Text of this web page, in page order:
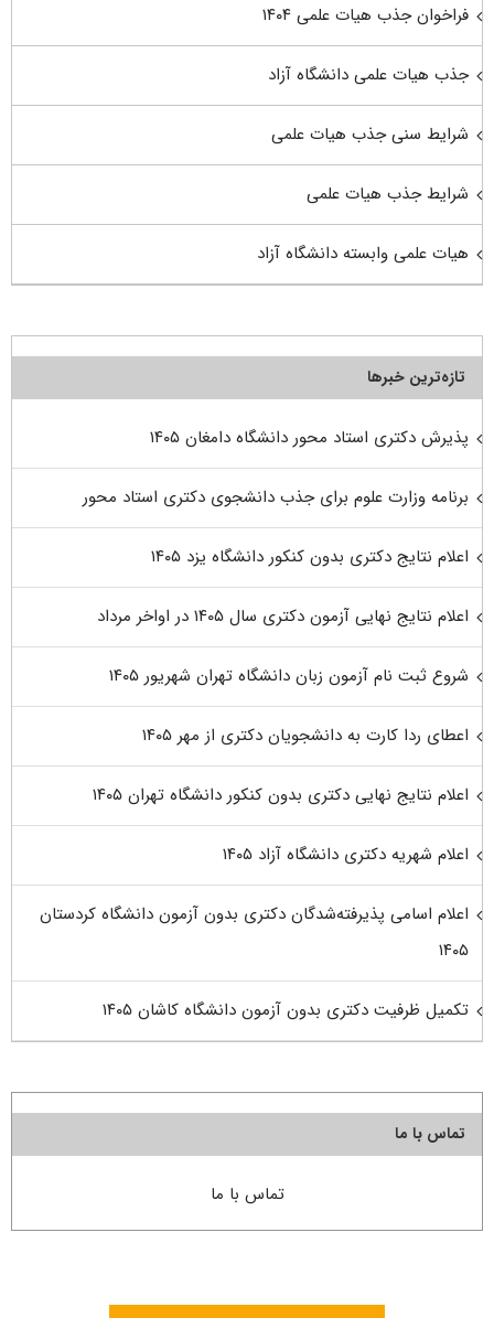
فراخوان جذب هیات علمی ۱۴۰۴
جذب هیات علمی دانشگاه آزاد
شرایط سنی جذب هیات علمی
شرایط جذب هیات علمی
هیات علمی وابسته دانشگاه آزاد
تازه‌ترین خبرها
پذیرش دکتری استاد محور دانشگاه دامغان ۱۴۰۵
برنامه وزارت علوم برای جذب دانشجوی دکتری استاد محور
اعلام نتایج دکتری بدون کنکور دانشگاه یزد ۱۴۰۵
اعلام نتایج نهایی آزمون دکتری سال ۱۴۰۵ در اواخر مرداد
شروع ثبت نام آزمون زبان دانشگاه تهران شهریور ۱۴۰۵
اعطای ردا کارت به دانشجویان دکتری از مهر ۱۴۰۵
اعلام نتایج نهایی دکتری بدون کنکور دانشگاه تهران ۱۴۰۵
اعلام شهریه دکتری دانشگاه آزاد ۱۴۰۵
اعلام اسامی پذیرفته‌شدگان دکتری بدون آزمون دانشگاه کردستان
۱۴۰۵
تکمیل ظرفیت دکتری بدون آزمون دانشگاه کاشان ۱۴۰۵
تماس با ما
تماس با ما